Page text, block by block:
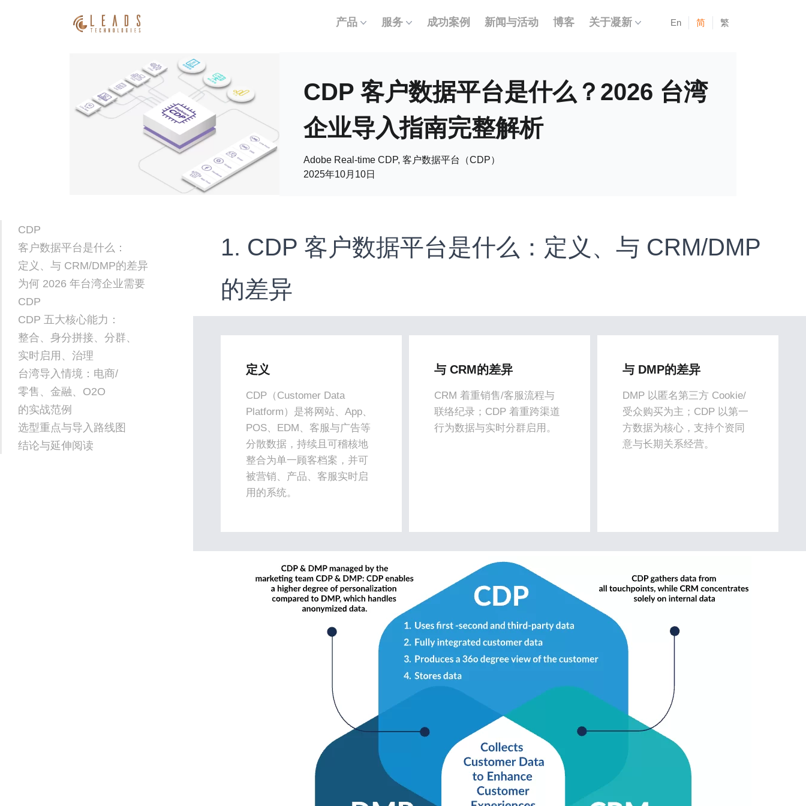
产品 服务 成功案例 新闻与活动 博客 关于凝新 En 简 繁
CDP 客户数据平台是什么？2026 台湾
企业导入指南完整解析
Adobe Real-time CDP, 客户数据平台（CDP）
2025年10月10日
CDP
客户数据平台是什么：
定义、与 CRM/DMP的差异
为何 2026 年台湾企业需要
CDP
CDP 五大核心能力：
整合、身分拼接、分群、
实时启用、治理
台湾导入情境：电商/
零售、金融、O2O
的实战范例
选型重点与导入路线图
结论与延伸阅读
1. CDP 客户数据平台是什么：定义、与 CRM/DMP
的差异
定义
CDP（Customer Data
Platform）是将网站、App、
POS、EDM、客服与广告等
分散数据，持续且可稽核地
整合为单一顾客档案，并可
被营销、产品、客服实时启
用的系统。
与 CRM的差异
CRM 着重销售/客服流程与
联络纪录；CDP 着重跨渠道
行为数据与实时分群启用。
与 DMP的差异
DMP 以匿名第三方 Cookie/
受众购买为主；CDP 以第一
方数据为核心，支持个资同
意与长期关系经营。